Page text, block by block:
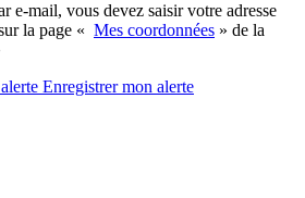
e-mail, vous devez saisir votre adresse
la page « Mes coordonnées » de la
Enregistrermon alerte